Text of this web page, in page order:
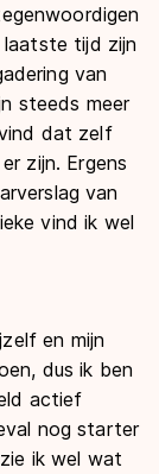
tijd zijn
van
steeds meer
dat zelf
zijn. Ergens
van
vind ik wel
en mijn
dus ik ben
actief
nog starter
ik wel wat